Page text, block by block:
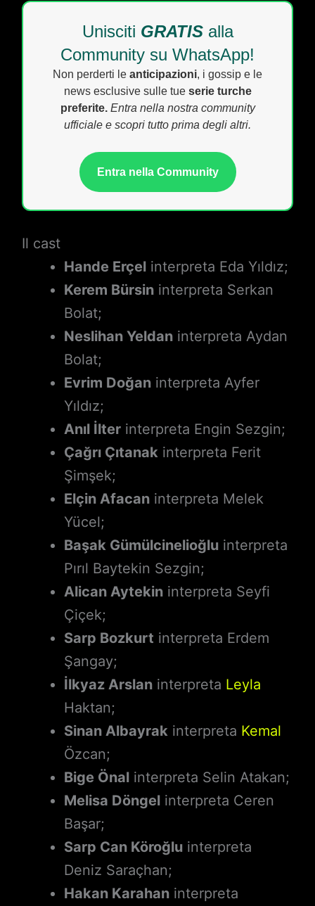
Unisciti GRATISalla
Community su WhatsApp!
Non perderti le anticipazioni, i gossip e le
news esclusive sulle tue serie turche
preferite. Entra nella nostra community
ufficiale e scopri tutto prima degli altri.
Entra nella Community
Il cast
Hande Erçelinterpreta Eda Yıldız;
Kerem Bürsininterpreta Serkan
Bolat;
Neslihan Yeldaninterpreta Aydan
Bolat;
Evrim Doğaninterpreta Ayfer
Yıldız;
Anıl İlterinterpreta Engin Sezgin;
Çağrı Çıtanak interpreta Ferit
Şimşek;
Elçin Afacaninterpreta Melek
Yücel;
Başak Gümülcinelioğluinterpreta
Pırıl Baytekin Sezgin;
Alican Aytekininterpreta Seyfi
Çiçek;
Sarp Bozkurt interpreta Erdem
Şangay;
İlkyaz Arslaninterpreta Leyla
Haktan;
Sinan Albayrak interpreta Kemal
Özcan;
Bige Önalinterpreta Selin Atakan;
Melisa Döngelinterpreta Ceren
Başar;
Sarp Can Köroğluinterpreta
Deniz Saraçhan;
Hakan Karahaninterpreta